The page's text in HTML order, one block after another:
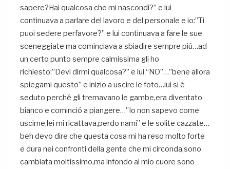
sapere?Hai qualcosa che mi nascondi?” e lui
continuava a parlare del lavoro e del personale e io:”Ti
puoi sedere perfavore?” e lui continuava a fare le sue
sceneggiate ma cominciava a sbiadire sempre piú…ad
un certo punto sempre calmissima gli ho
richiesto:”Devi dirmi qualcosa?” e lui “NO”…”bene allora
spiegami questo” e inizio a uscire le foto…lui si é
seduto perché gli tremavano le gambe,era diventato
bianco e cominció a piangere…”Io non sapevo come
uscirne,lei mi ricattava,perdo nami” e le solite cazzate…
beh devo dire che questa cosa mi ha reso molto forte
e dura nei confronti della gente che mi circonda,sono
cambiata moltissimo,ma infondo al mio cuore sono